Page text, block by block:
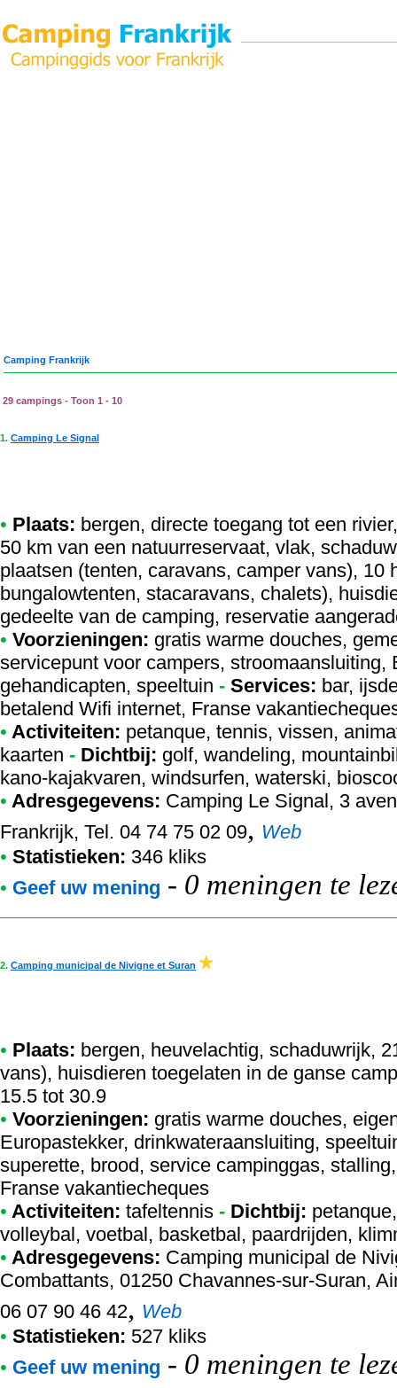
Camping Frankrijk
29 campings - Toon 1 - 10
1. Camping Le Signal
• Plaats: bergen, directe toegang tot een
50 km van een natuurreservaat, vlak,
plaatsen (tenten, caravans, camper vans), 10
bungalowtenten, stacaravans, chalets),
gedeelte van de camping, reservatie
• Voorzieningen: gratis warme douches,
servicepunt voor campers,
gehandicapten, speeltuin - Services: bar,
betalend Wifi internet, Franse
• Activiteiten: petanque, tennis, vissen,
kaarten - Dichtbij: golf, wandeling,
kano-kajakvaren, windsurfen, waterski,
• Adresgegevens: Camping Le Signal, 3
Frankrijk, Tel. 04 74 75 02 09, Web
• Statistieken: 346 kliks
• Geef uw mening - 0 meningen te
2. Camping municipal de Nivigne et Suran
• Plaats: bergen, heuvelachtig, schaduwrijk,
vans), huisdieren toegelaten in de ganse
15.5 tot 30.9
• Voorzieningen: gratis warme douches,
Europastekker, drinkwateraansluiting,
superette, brood, service campinggas,
Franse vakantiecheques
• Activiteiten: tafeltennis - Dichtbij:
volleybal, voetbal, basketbal, paardrijden,
• Adresgegevens: Camping municipal de
Combattants, 01250 Chavannes-sur-Suran,
06 07 90 46 42, Web
• Statistieken: 527 kliks
• Geef uw mening - 0 meningen te